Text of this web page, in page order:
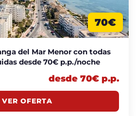
70€
del Mar Menor con todas
desde 70€ p.p./noche
desde 70€ p.p.
VER OFERTA